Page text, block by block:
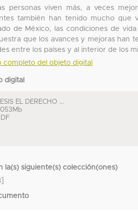
personas viven más, a veces
también han tenido mucho
de México, las condiciones de
que los avances y mejoras han
entre los países y al interior de los
completo del objeto digital
digital
TESIS EL DERECHO ...
la(s) siguiente(s) colección(ones)